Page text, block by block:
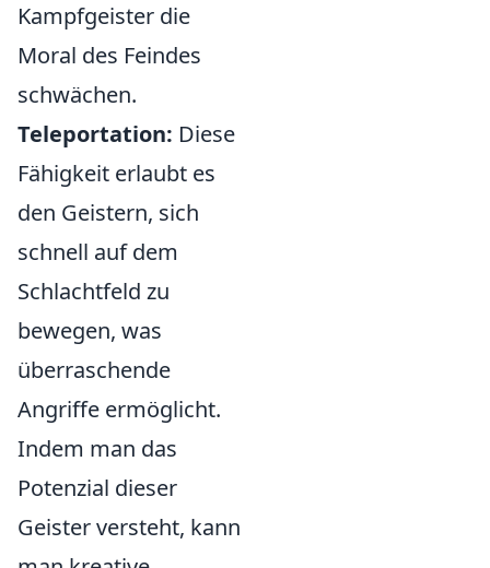
Kampfgeister die
Moral des Feindes
schwächen.
Teleportation: Diese
Fähigkeit erlaubt es
den Geistern, sich
schnell auf dem
Schlachtfeld zu
bewegen, was
überraschende
Angriffe ermöglicht.
Indem man das
Potenzial dieser
Geister versteht, kann